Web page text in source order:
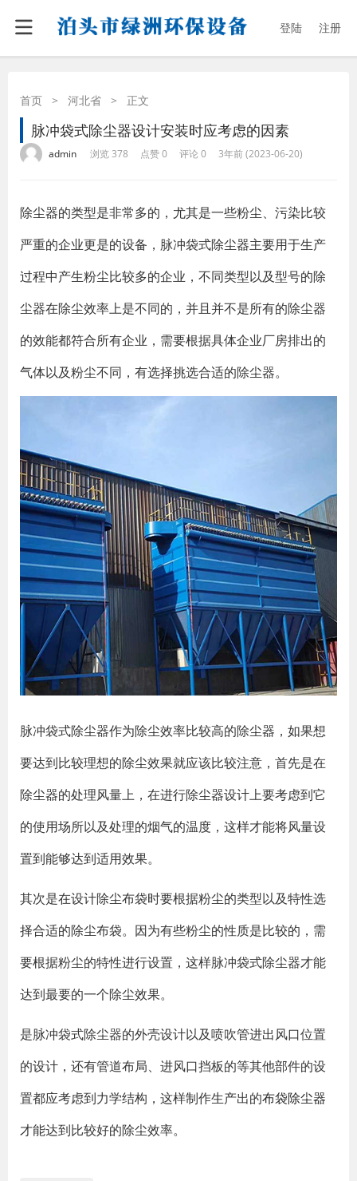
登陆 注册
首页 > 河北省 > 正文
脉冲袋式除尘器设计安装时应考虑的因素
admin 浏览 378 点赞 0 评论 0 3年前 (2023-06-20)
除尘器的类型是非常多的，尤其是一些粉尘、污染比较
严重的企业更是的设备，脉冲袋式除尘器主要用于生产
过程中产生粉尘比较多的企业，不同类型以及型号的除
尘器在除尘效率上是不同的，并且并不是所有的除尘器
的效能都符合所有企业，需要根据具体企业厂房排出的
气体以及粉尘不同，有选择挑选合适的除尘器。
脉冲袋式除尘器作为除尘效率比较高的除尘器，如果想
要达到比较理想的除尘效果就应该比较注意，首先是在
除尘器的处理风量上，在进行除尘器设计上要考虑到它
的使用场所以及处理的烟气的温度，这样才能将风量设
置到能够达到适用效果。
其次是在设计除尘布袋时要根据粉尘的类型以及特性选
择合适的除尘布袋。因为有些粉尘的性质是比较的，需
要根据粉尘的特性进行设置，这样脉冲袋式除尘器才能
达到最要的一个除尘效果。
是脉冲袋式除尘器的外壳设计以及喷吹管进出风口位置
的设计，还有管道布局、进风口挡板的等其他部件的设
置都应考虑到力学结构，这样制作生产出的布袋除尘器
才能达到比较好的除尘效率。